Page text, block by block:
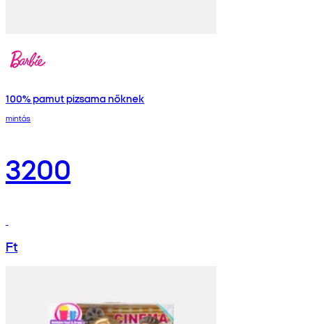
100% pamut pizsama nőknek
mintás
3200
Ft